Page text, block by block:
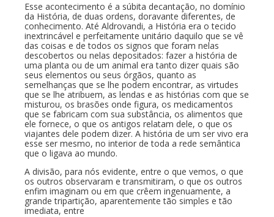
Esse acontecimento é a súbita decantação, no domínio
da História, de duas ordens, doravante diferentes, de
conhecimento. Até Aldrovandi, a História era o tecido
inextrincável e perfeitamente unitário daquilo que se vê
das coisas e de todos os signos que foram nelas
descobertos ou nelas depositados: fazer a história de
uma planta ou de um animal era tanto dizer quais são
seus elementos ou seus órgãos, quanto as
semelhanças que se lhe podem encontrar, as virtudes
que se lhe atribuem, as lendas e as histórias com que se
misturou, os brasões onde figura, os medicamentos
que se fabricam com sua substância, os alimentos que
ele fornece, o que os antigos relatam dele, o que os
viajantes dele podem dizer. A história de um ser vivo era
esse ser mesmo, no interior de toda a rede semântica
que o ligava ao mundo.
A divisão, para nós evidente, entre o que vemos, o que
os outros observaram e transmitiram, o que os outros
enfim imaginam ou em que crêem ingenuamente, a
grande tripartição, aparentemente tão simples e tão
imediata, entre